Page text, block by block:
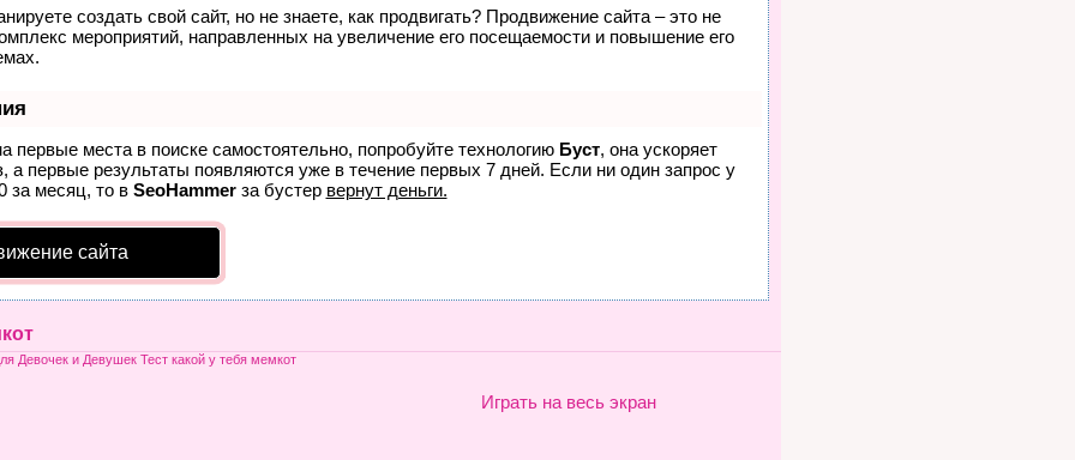
создать свой сайт, но не знаете, как продвигать? Продвижение сайта – это не
мероприятий, направленных на увеличение его посещаемости и повышение его
первые места в поиске самостоятельно, попробуйте технологию Буст, она ускоряет
а первые результаты появляются уже в течение первых 7 дней. Если ни один запрос у
за месяц, то в SeoHammerза бустер вернут деньги.
сайта
Девочек и Девушек Тест какой у тебя мемкот
Играть на весь экран